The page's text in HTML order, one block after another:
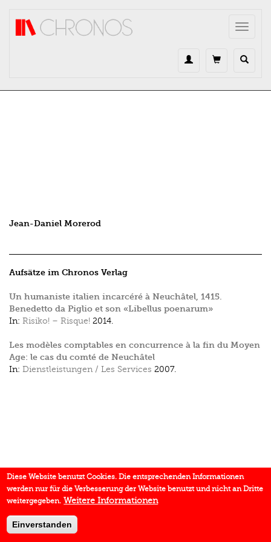
Toggle
Jean-Daniel Morerod
Aufsätze im Chronos Verlag
Un humaniste italien incarcéré à Neuchâtel, 1415.
Benedetto da Piglio et son «Libellus poenarum»
In: Risiko! – Risque! 2014.
Les modèles comptables en concurrence à la fin du Moyen
Age: le cas du comté de Neuchâtel
In: Dienstleistungen / Les Services 2007.
Diese Website benutzt Cookies. Die entsprechenden Informationen
werden nur für die Verbesserung der Website benutzt und nicht an Dritte
weitergegeben. Weitere Informationen
Einverstanden